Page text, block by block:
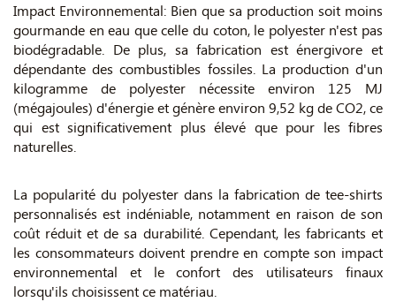
Impact Environnemental: Bien que sa production soit moins
gourmande en eau que celle du coton, le polyester n'est pas
biodégradable. De plus, sa fabrication est énergivore et
dépendante des combustibles fossiles. La production d'un
kilogramme de polyester nécessite environ 125 MJ
(mégajoules) d'énergie et génère environ 9,52 kg de CO2, ce
qui est significativement plus élevé que pour les fibres
naturelles.
La popularité du polyester dans la fabrication de tee-shirts
personnalisés est indéniable, notamment en raison de son
coût réduit et de sa durabilité. Cependant, les fabricants et
les consommateurs doivent prendre en compte son impact
environnemental et le confort des utilisateurs finaux
lorsqu'ils choisissent ce matériau.